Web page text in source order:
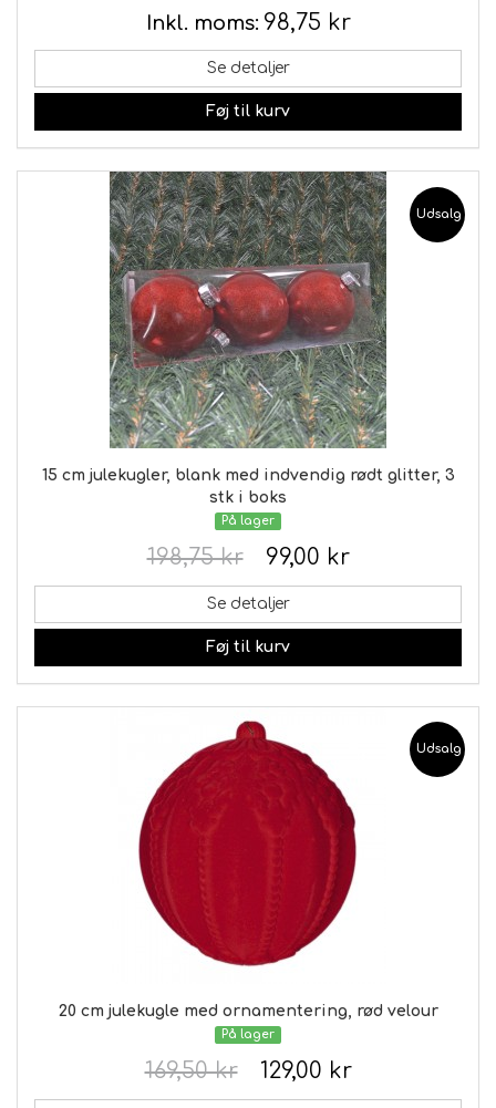
Inkl. moms: 98,75 kr
Se detaljer
Føj til kurv
Udsalg
15 cm julekugler, blank med indvendig rødt glitter, 3
stk i boks
På lager
99,00 kr
198,75 kr
Se detaljer
Føj til kurv
Udsalg
20 cm julekugle med ornamentering, rød velour
På lager
129,00 kr
169,50 kr